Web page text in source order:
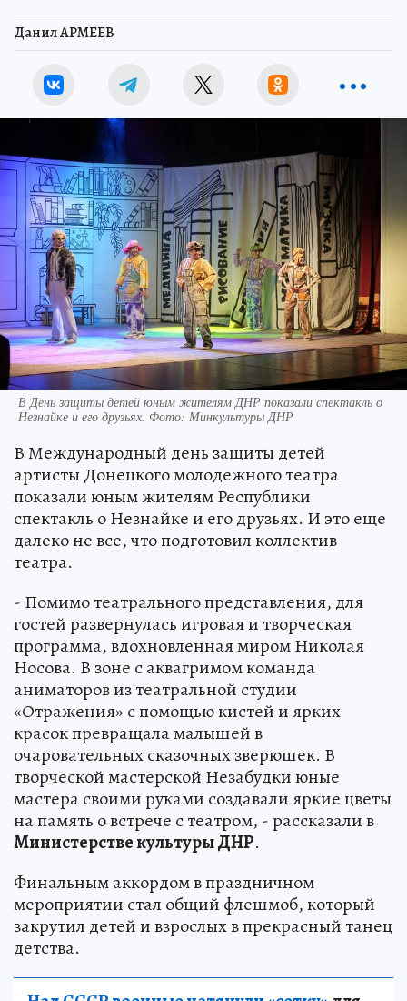
Данил АРМЕЕВ
В День защиты детей юным жителям ДНР показали спектакль о
Незнайке и его друзьях. Фото: Минкультуры ДНР
В Международный день защиты детей
артисты Донецкого молодежного театра
показали юным жителям Республики
спектакль о Незнайке и его друзьях. И это еще
далеко не все, что подготовил коллектив
театра.
- Помимо театрального представления, для
гостей развернулась игровая и творческая
программа, вдохновленная миром Николая
Носова. В зоне с аквагримом команда
аниматоров из театральной студии
«Отражения» с помощью кистей и ярких
красок превращала малышей в
очаровательных сказочных зверюшек. В
творческой мастерской Незабудки юные
мастера своими руками создавали яркие цветы
на память о встрече с театром, - рассказали в
Министерстве культуры ДНР.
Финальным аккордом в праздничном
мероприятии стал общий флешмоб, который
закрутил детей и взрослых в прекрасный танец
детства.